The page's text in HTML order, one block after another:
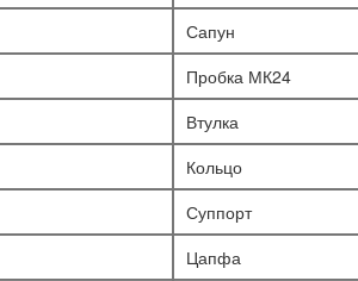
Сапун
Пробка МК24
Втулка
Кольцо
Суппорт
Цапфа